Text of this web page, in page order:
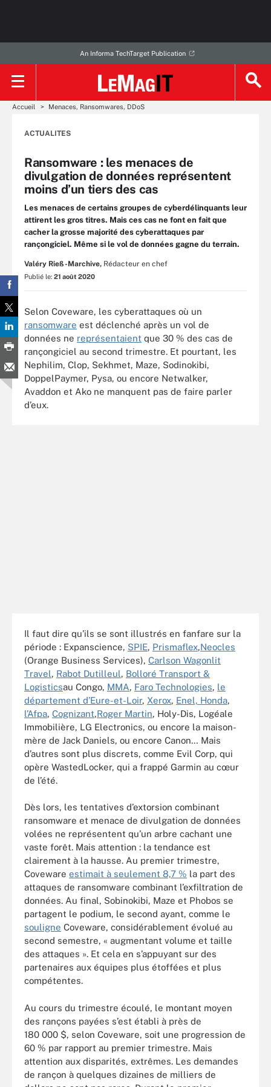
An Informa TechTarget Publication
Accueil Menaces, Ransomwares, DDoS
ACTUALITES
Ransomware : les menaces de
divulgation de données représentent
moins d’un tiers des cas
Les menaces de certains groupes de cyberdélinquants leur
attirent les gros titres. Mais ces cas ne font en fait que
cacher la grosse majorité des cyberattaques par
rançongiciel. Même si le vol de données gagne du terrain.
Valéry Rieß-Marchive, Rédacteur en chef
Publié le: 21 août 2020
Selon Coveware, les cyberattaques où un
ransomware est déclenché après un vol de
données ne représentaient que 30 % des cas de
rançongiciel au second trimestre. Et pourtant, les
Nephilim, Clop, Sekhmet, Maze, Sodinokibi,
DoppelPaymer, Pysa, ou encore Netwalker,
Avaddon et Ako ne manquent pas de faire parler
d’eux.
Il faut dire qu’ils se sont illustrés en fanfare sur la
période : Expanscience, SPIE, Prismaflex,Neocles
(Orange Business Services), Carlson Wagonlit
Travel, Rabot Dutilleul, Bolloré Transport &
Logisticsau Congo, MMA, Faro Technologies, le
département d’Eure-et-Loir, Xerox, Enel, Honda,
l’Afpa, Cognizant,Roger Martin, Holy-Dis, Logéale
Immobilière, LG Electronics, ou encore la maison-
mère de Jack Daniels, ou encore Canon… Mais
d’autres sont plus discrets, comme Evil Corp, qui
opère WastedLocker, qui a frappé Garmin au cœur
de l’été.
Dès lors, les tentatives d’extorsion combinant
ransomware et menace de divulgation de données
volées ne représentent qu’un arbre cachant une
vaste forêt. Mais attention : la tendance est
clairement à la hausse. Au premier trimestre,
Coveware estimait à seulement 8,7 % la part des
attaques de ransomware combinant l’exfiltration de
données. Au final, Sobinokibi, Maze et Phobos se
partagent le podium, le second ayant, comme le
souligne Coveware, considérablement évolué au
second semestre, « augmentant volume et taille
des attaques ». Et cela en s’appuyant sur des
partenaires aux équipes plus étoffées et plus
compétentes.
Au cours du trimestre écoulé, le montant moyen
des rançons payées s’est établi à près de
180 000 $, selon Coveware, soit une progression de
60 % par rapport au premier trimestre. Mais
attention aux disparités, extrêmes. Les demandes
de rançon à quelques dizaines de milliers de